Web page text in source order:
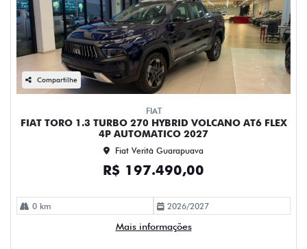
Compartilhe
FIAT
FIAT TORO 1.3 TURBO 270 HYBRID VOLCANO AT6 FLEX
4P AUTOMATICO 2027
Fiat Verità Guarapuava
R$ 197.490,00
0 km 2026/2027
Mais informações